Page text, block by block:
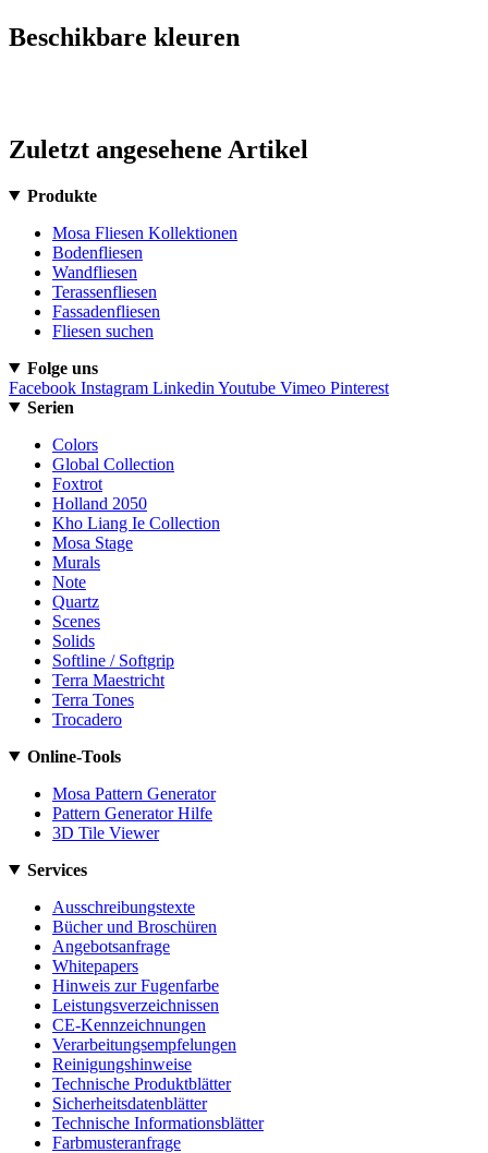
Beschikbare kleuren
Zuletzt angesehene Artikel
Produkte
Mosa Fliesen Kollektionen
Bodenfliesen
Wandfliesen
Terassenfliesen
Fassadenfliesen
Fliesen suchen
Folge uns
Facebook Instagram Linkedin Youtube Vimeo Pinterest
Serien
Colors
Global Collection
Foxtrot
Holland 2050
Kho Liang Ie Collection
Mosa Stage
Murals
Note
Quartz
Scenes
Solids
Softline / Softgrip
Terra Maestricht
Terra Tones
Trocadero
Online-Tools
Mosa Pattern Generator
Pattern Generator Hilfe
3D Tile Viewer
Services
Ausschreibungstexte
Bücher und Broschüren
Angebotsanfrage
Whitepapers
Hinweis zur Fugenfarbe
Leistungsverzeichnissen
CE-Kennzeichnungen
Verarbeitungsempfelungen
Reinigungshinweise
Technische Produktblätter
Sicherheitsdatenblätter
Technische Informationsblätter
Farbmusteranfrage